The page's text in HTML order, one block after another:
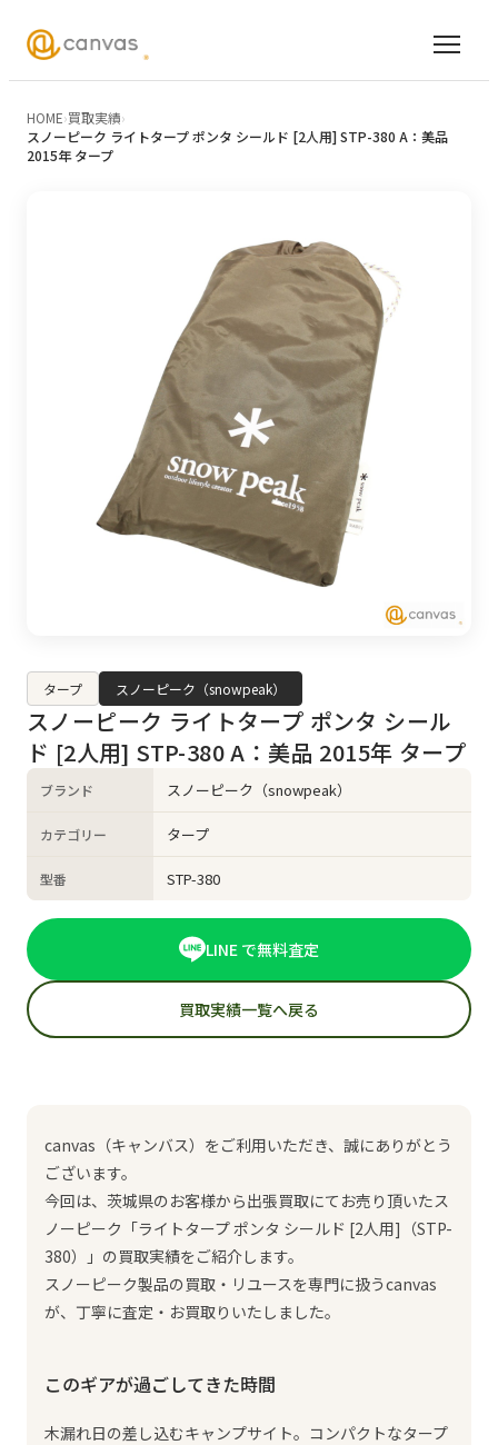
HOME›買取実績›
スノーピーク ライトタープ ポンタ シールド [2人用] STP-380 A：美品
2015年 タープ
タープ スノーピーク（snowpeak）
スノーピーク ライトタープ ポンタ シール
ド [2人用] STP-380 A：美品 2015年 タープ
ブランド スノーピーク（snowpeak）
カテゴリー タープ
型番 STP-380
LINE で無料査定
買取実績一覧へ戻る
canvas（キャンバス）をご利用いただき、誠にありがとう
ございます。
今回は、茨城県のお客様から出張買取にてお売り頂いたス
ノーピーク「ライトタープ ポンタ シールド [2人用]（STP-
380）」の買取実績をご紹介します。
スノーピーク製品の買取・リユースを専門に扱うcanvas
が、丁寧に査定・お買取りいたしました。
このギアが過ごしてきた時間
木漏れ日の差し込むキャンプサイト。コンパクトなタープ